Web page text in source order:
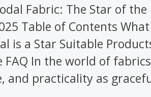
Fabric: The Star of
Table of Contents
is a Star Suitable
FAQ In the world of
and practicality as